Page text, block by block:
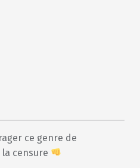
ce genre de
censure